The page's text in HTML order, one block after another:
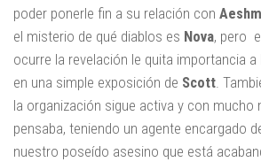
poder ponerle fin a su relación con
el misterio de qué diablos es Nova, pero
ocurre la revelación le quita importancia
en una simple exposición de Scott .
la organización sigue activa y con mucho
pensaba, teniendo un agente encargado
nuestro poseído asesino que está